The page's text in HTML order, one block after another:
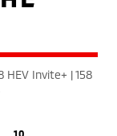
HEV Invite+ | 158
10